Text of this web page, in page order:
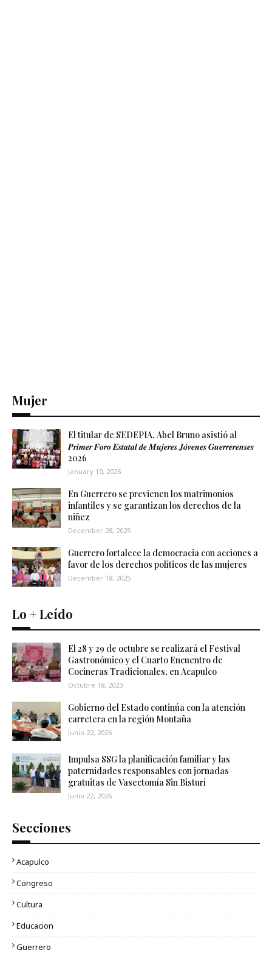
Mujer
El titular de SEDEPIA, Abel Bruno asistió al
𝑷𝒓𝒊𝒎𝒆𝒓 𝑭𝒐𝒓𝒐 𝑬𝒔𝒕𝒂𝒕𝒂𝒍 𝒅𝒆 𝑴𝒖𝒋𝒆𝒓𝒆𝒔 𝑱𝒐́𝒗𝒆𝒏𝒆𝒔 𝑮𝒖𝒆𝒓𝒓𝒆𝒓𝒆𝒏𝒔𝒆𝒔
2026
January 10, 2026
En Guerrero se previenen los matrimonios
infantiles y se garantizan los derechos de la
niñez
December 28, 2025
Guerrero fortalece la democracia con acciones a
favor de los derechos políticos de las mujeres
December 18, 2025
Lo + Leído
El 28 y 29 de octubre se realizará el Festival
Gastronómico y el Cuarto Encuentro de
Cocineras Tradicionales, en Acapulco
Octubre 18, 2023
Gobierno del Estado continúa con la atención
carretera en la región Montaña
Junio 22, 2026
Impulsa SSG la planificación familiar y las
paternidades responsables con jornadas
gratuitas de Vasectomía Sin Bisturí
Junio 22, 2026
Secciones
Acapulco
Congreso
Cultura
Educacion
Guerrero